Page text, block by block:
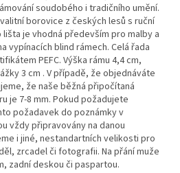
soudobého i tradičního umění.
borovice z českých lesů s ruční
je vhodná především pro malby a
vypínacích blind rámech. Celá řada
PEFC. Výška rámu 4,4 cm,
3 cm . V případě, že objednáváte
že naše běžná připočítaná
je 7-8 mm. Pokud požadujete
požadavek do poznámky v
vždy připravovány na danou
i jiné, nestandartních velikosti pro
zrcadel či fotografii. Na přání muže
zadní deskou či paspartou.